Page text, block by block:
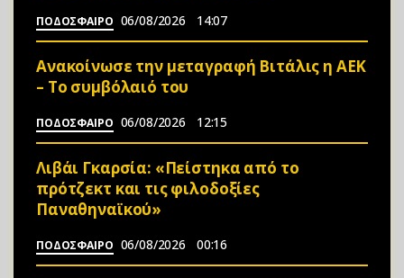
ΠΟΔΟΣΦΑΙΡΟ 06/08/2026 14:07
Ανακοίνωσε την μεταγραφή Βιτάλις η ΑΕΚ
– Το συμβόλαιό του
ΠΟΔΟΣΦΑΙΡΟ 06/08/2026 12:15
Λιβάι Γκαρσία: «Πείστηκα από το
πρότζεκτ και τις φιλοδοξίες
Παναθηναϊκού»
ΠΟΔΟΣΦΑΙΡΟ 06/08/2026 00:16